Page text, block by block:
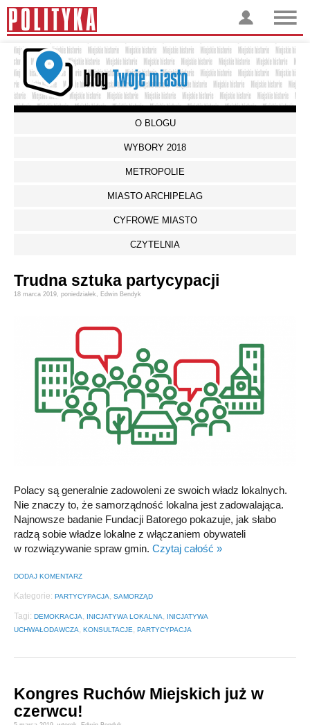
O BLOGU
WYBORY 2018
METROPOLIE
MIASTO ARCHIPELAG
CYFROWE MIASTO
CZYTELNIA
Trudna sztuka partycypacji
18 marca 2019, poniedziałek , Edwin Bendyk
Polacy są generalnie zadowoleni ze swoich władz lokalnych.
Nie znaczy to, że samorządność lokalna jest zadowalająca.
Najnowsze badanie Fundacji Batorego pokazuje, jak słabo
radzą sobie władze lokalne z włączaniem obywateli
w rozwiązywanie spraw gmin. Czytaj całość »
DODAJ KOMENTARZ
Kategorie: PARTYCYPACJA SAMORZĄD
Tagi: DEMOKRACJA INICJATYWA LOKALNA
INICJATYWA
UCHWAŁODAWCZA
KONSULTACJE PARTYCYPACJA
Kongres Ruchów Miejskich już w
czerwcu!